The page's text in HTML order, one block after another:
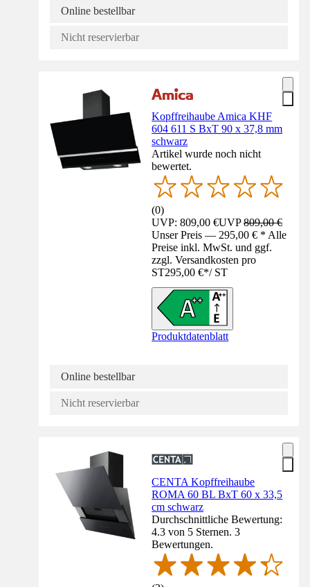
Online bestellbar
Nicht reservierbar
Kopffreihaube Amica KHF
604 611 S BxT 90 x 37,8 mm
schwarz
Artikel wurde noch nicht
bewertet.
(0)
UVP: 809,00 €UVP809,00 €
Unser Preis — 295,00 € * Alle
Preise inkl. MwSt. und ggf.
zzgl. Versandkosten pro
ST295,00 €*/ ST
Produktdatenblatt
Online bestellbar
Nicht reservierbar
CENTA Kopffreihaube
ROMA 60 BL BxT 60 x 33,5
cm schwarz
Durchschnittliche Bewertung:
4.3 von 5 Sternen. 3
Bewertungen.